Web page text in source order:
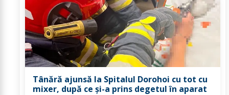
Tânără ajunsă la Spitalul Dorohoi cu tot cu
mixer, după ce și-a prins degetul în aparat